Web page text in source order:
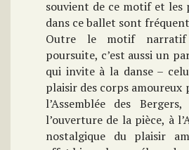
souvient de ce motif et les
dans ce ballet sont
Outre le motif
poursuite, c’est aussi un
qui invite à la danse –
plaisir des corps amoureux
l’Assemblée des
l’ouverture de la pièce, à
nostalgique du plaisir